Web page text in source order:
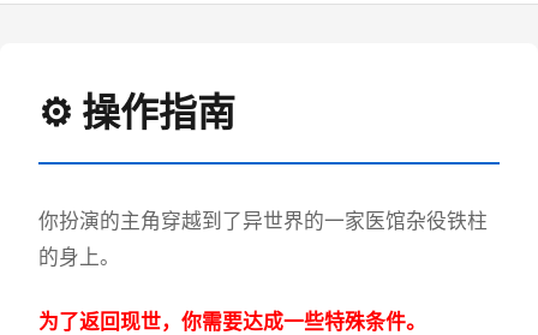
⚙️ 操作指南
你扮演的主角穿越到了异世界的一家医馆杂役铁柱
的身上。
为了返回现世，你需要达成一些特殊条件。